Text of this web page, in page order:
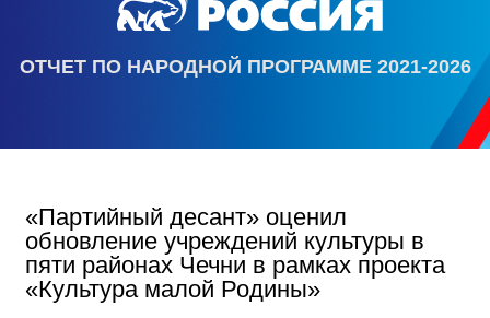
ОТЧЕТ ПО НАРОДНОЙ ПРОГРАММЕ 2021-2026
«Партийный десант» оценил
обновление учреждений культуры в
пяти районах Чечни в рамках проекта
«Культура малой Родины»